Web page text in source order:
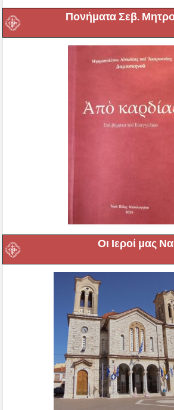
Πονήματα Σεβ.
Οι Ιεροί μας